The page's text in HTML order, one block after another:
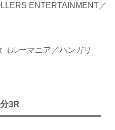
ENTERTAINMENT／
ルーマニア／ハンガリ
3R